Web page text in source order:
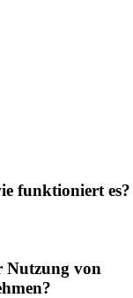
funktioniert es?
Nutzung von